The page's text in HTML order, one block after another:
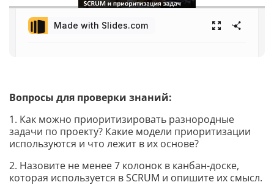
Вопросы для проверки знаний:
1. Как можно приоритизировать разнородные
задачи по проекту? Какие модели приоритизации
используются и что лежит в их основе?
2. Назовите не менее 7 колонок в канбан-доске,
которая используется в SCRUM и опишите их смысл.